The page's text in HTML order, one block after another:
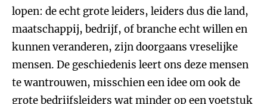
lopen: de echt grote leiders, leiders dus die land,
maatschappij, bedrijf, of branche echt willen en
kunnen veranderen, zijn doorgaans vreselijke
mensen. De geschiedenis leert ons deze mensen
te wantrouwen, misschien een idee om ook de
grotebedrijfsleiders wat minder op een voetstuk